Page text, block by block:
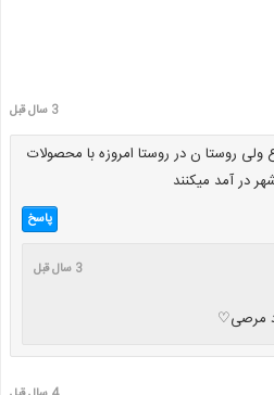
3 سال قبل
ولی روستا ن در روستا امروزه با محصولات
در آمد میکنند
پاسخ
3 سال قبل
مرصی♡